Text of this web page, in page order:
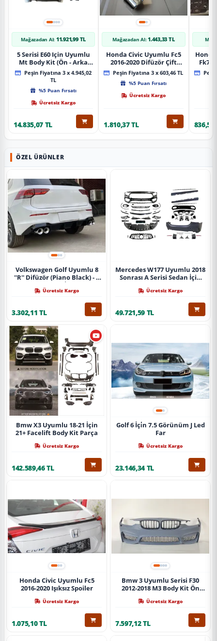
Mağazadan Al: 11.921,99 TL
5 Serisi E60 Için Uyumlu
Mt Body Kit (Ön - Arka
Tampon -Marspiyel )
Peşin Fiyatına 3 x 4.945,02
TL
%5 Puan Fırsatı
Ücretsiz Kargo
14.835,07 TL
Mağazadan Al: 1.443,33 TL
Honda Civic Uyumlu Fc5
2016-2020 Difüzör Çift
Çıkış İçin Egzoz Seti
Peşin Fiyatına 3 x 603,46 TL
%5 Puan Fırsatı
Ücretsiz Kargo
1.810,37 TL
Fk7
836,51
ÖZEL ÜRÜNLER
Volkswagen Golf Uyumlu 8
''R'' Difüzör (Piano Black) - 4
Paket İçin)
Ücretsiz Kargo
3.302,11 TL
Mercedes W177 Uyumlu 2018
Sonrası A Serisi Sedan İçin
Tamponlu Set)
Ücretsiz Kargo
49.721,59 TL
Bmw X3 Uyumlu 18-21 İçin
21+ Facelift Body Kit Parça
Ücretsiz Kargo
142.589,46 TL
Golf 6 İçi̇n 7.5 Görünüm J Led
Far
Ücretsiz Kargo
23.146,34 TL
Honda Civic Uyumlu Fc5
2016-2020 Işıksız Spoiler
Ücretsiz Kargo
1.075,10 TL
Bmw 3 Uyumlu Serisi F30
2012-2018 M3 Body Kit Ön
Ücretsiz Kargo
7.597,12 TL